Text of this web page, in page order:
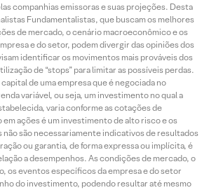
companhias emissoras e suas projeções. Desta
Fundamentalistas, que buscam os melhores
de mercado, o cenário macroeconômico e os
e do setor, podem divergir das opiniões dos
identificar os movimentos mais prováveis dos
de “stops” para limitar as possíveis perdas.
de uma empresa que é negociada no
variável, ou seja, um investimento no qual a
varia conforme as cotações de
ações é um investimento de alto risco e os
são necessariamente indicativos de resultados
ou garantia, de forma expressa ou implícita, é
a desempenhos. As condições de mercado, o
os eventos específicos da empresa e do setor
do investimento, podendo resultar até mesmo